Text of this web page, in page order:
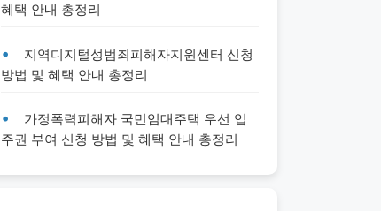
혜택 안내 총정리
지역디지털성범죄피해자지원센터 신청
방법 및 혜택 안내 총정리
가정폭력피해자 국민임대주택 우선 입
주권 부여 신청 방법 및 혜택 안내 총정리